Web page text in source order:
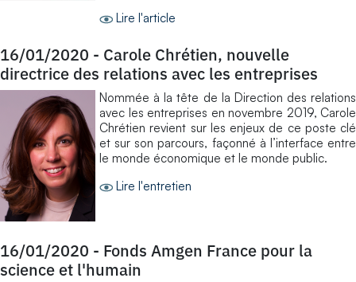
Lire l'article
16/01/2020 - Carole Chrétien, nouvelle
directrice des relations avec les entreprises
Nommée à la tête de la Direction des relations
avec les entreprises en novembre 2019, Carole
Chrétien revient sur les enjeux de ce poste clé
et sur son parcours, façonné à l’interface entre
le monde économique et le monde public.
Lire l'entretien
16/01/2020 - Fonds Amgen France pour la
science et l'humain